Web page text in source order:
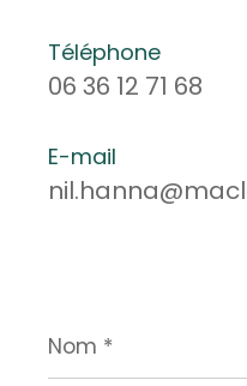
Téléphone
06 36 12 71 68
E-mail
*